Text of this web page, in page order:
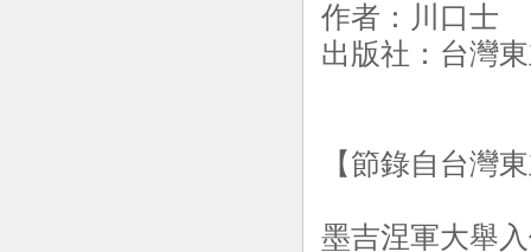
作者：川口
出版社：台灣
【節錄自台灣
墨吉涅軍大舉